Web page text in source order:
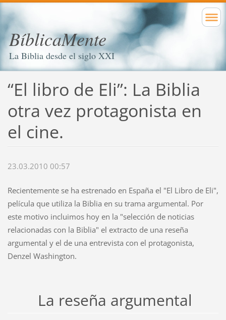
BíblicaMente
La Biblia desde el siglo XXI
“El libro de Eli”: La Biblia
otra vez protagonista en
el cine.
23.03.2010 00:57
Recientemente se ha estrenado en España el "El Libro de Eli",
película que utiliza la Biblia en su trama argumental. Por
este motivo incluimos hoy en la "selección de noticias
relacionadas con la Biblia" el extracto de una reseña
argumental y el de una entrevista con el protagonista,
Denzel Washington.
La reseña argumental